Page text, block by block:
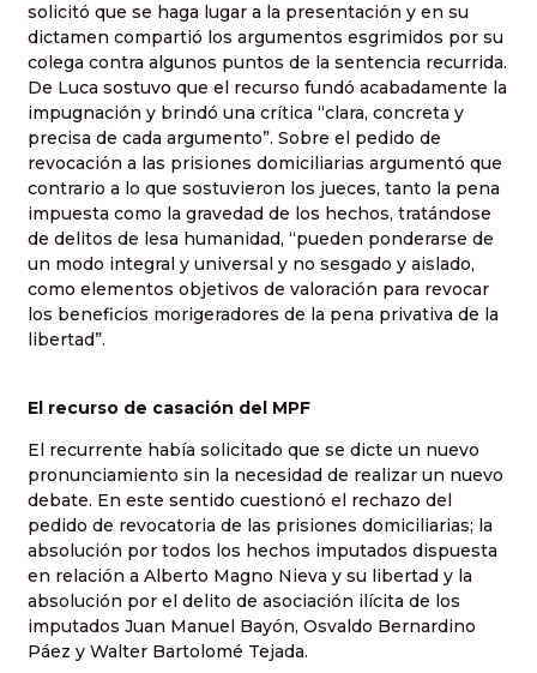
solicitó que se haga lugar a la presentación y en su
dictamen compartió los argumentos esgrimidos por su
colega contra algunos puntos de la sentencia recurrida.
De Luca sostuvo que el recurso fundó acabadamente la
impugnación y brindó una crítica “clara, concreta y
precisa de cada argumento”. Sobre el pedido de
revocación a las prisiones domiciliarias argumentó que
contrario a lo que sostuvieron los jueces, tanto la pena
impuesta como la gravedad de los hechos, tratándose
de delitos de lesa humanidad, “pueden ponderarse de
un modo integral y universal y no sesgado y aislado,
como elementos objetivos de valoración para revocar
los beneficios morigeradores de la pena privativa de la
libertad”.
El recurso de casación del MPF
El recurrente había solicitado que se dicte un nuevo
pronunciamiento sin la necesidad de realizar un nuevo
debate. En este sentido cuestionó el rechazo del
pedido de revocatoria de las prisiones domiciliarias; la
absolución por todos los hechos imputados dispuesta
en relación a Alberto Magno Nieva y su libertad y la
absolución por el delito de asociación ilícita de los
imputados Juan Manuel Bayón, Osvaldo Bernardino
Páez y Walter Bartolomé Tejada.